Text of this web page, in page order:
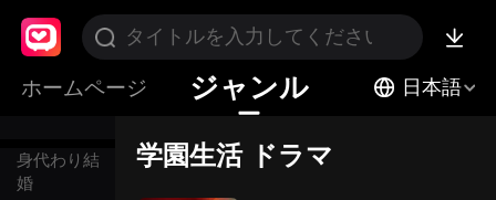
ホームページ ジャンル 日本語
ソウルメイ
ト
身代わり結
婚
学園生活 ドラマ